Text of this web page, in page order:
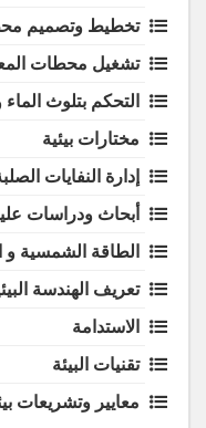
تخطيط وتصميم
تشغيل محطات
التحكم بتلوث الماء
مختارات بيئية
إدارة النفايات
أبحاث ودراسات
الطاقة الشمسية و
تعريف الهندسة
الاستدامة
تقنيات البيئة
معايير وتشريعات